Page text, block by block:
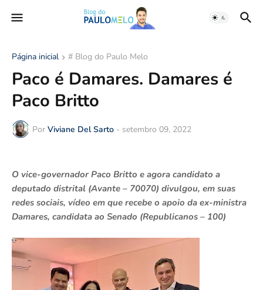
Página inicial # Blog do Paulo Melo
Paco é Damares. Damares é
Paco Britto
Por Viviane Del Sarto - setembro 09, 2022
O vice-governador Paco Britto e agora candidato a
deputado distrital (Avante – 70070) divulgou, em suas
redes sociais, vídeo em que recebe o apoio da ex-ministra
Damares, candidata ao Senado (Republicanos – 100)